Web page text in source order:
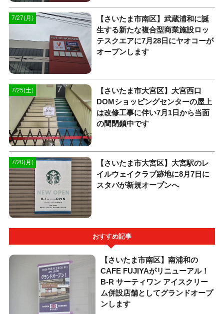
7/27(月)
【さいたま市南区】武蔵浦和に誕
生する新たな複合型商業施設ロッ
テスクエアに7月28日にヤオコーが
オープンします
7/25(土)
【さいたま市大宮区】大宮西口
DOMショッピングセンターの屋上
は改修工事に伴い7月1日から当面
の間閉鎖中です
7/20(月)
【さいたま市大宮区】大宮駅のレ
イルウェイクラブ跡地に8月7日に
スタバが新規オープンへ
おすすめ記事
【さいたま市南区】南浦和の
CAFE FUJIYAがリニューアル！
B-R サーティワン アイスクリー
ム併設店舗としてグランドオープ
ンします